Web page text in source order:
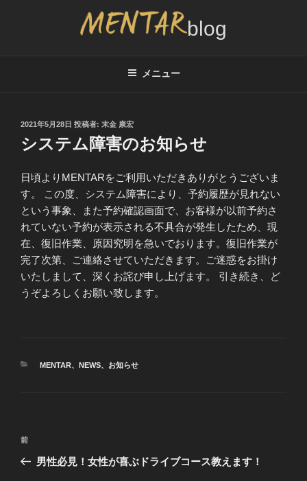
メニュー
投
稿
日:
2021年5月28日 投稿者: 末金 康宏
システム障害のお知らせ
日頃よりMENTARをご利用いただきありがとうございま
す。 この度、システム障害により、予約履歴が見れない
という事象、また予約確認画面で、お客様が以前予約さ
れていない予約が表示される不具合が発生したため、現
在、復旧作業、原因究明を急いでおります。復旧作業が
完了次第、ご連絡させていただきます。ご迷惑をお掛け
いたしまして、深くお詫び申し上げます。 引き続き、ど
うぞよろしくお願い致します。
カ
MENTAR、 NEWS、 お知らせ
投
ナ
前
の
前
男性必見！女性が喜ぶドライブコース教えます！